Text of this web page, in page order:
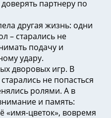
партнеру по
другая жизнь: одни
– старались не
подачу и
удару.
дворовых игр. В
не попасться
ролями. А в
и память:
«имя-цветок», вовремя